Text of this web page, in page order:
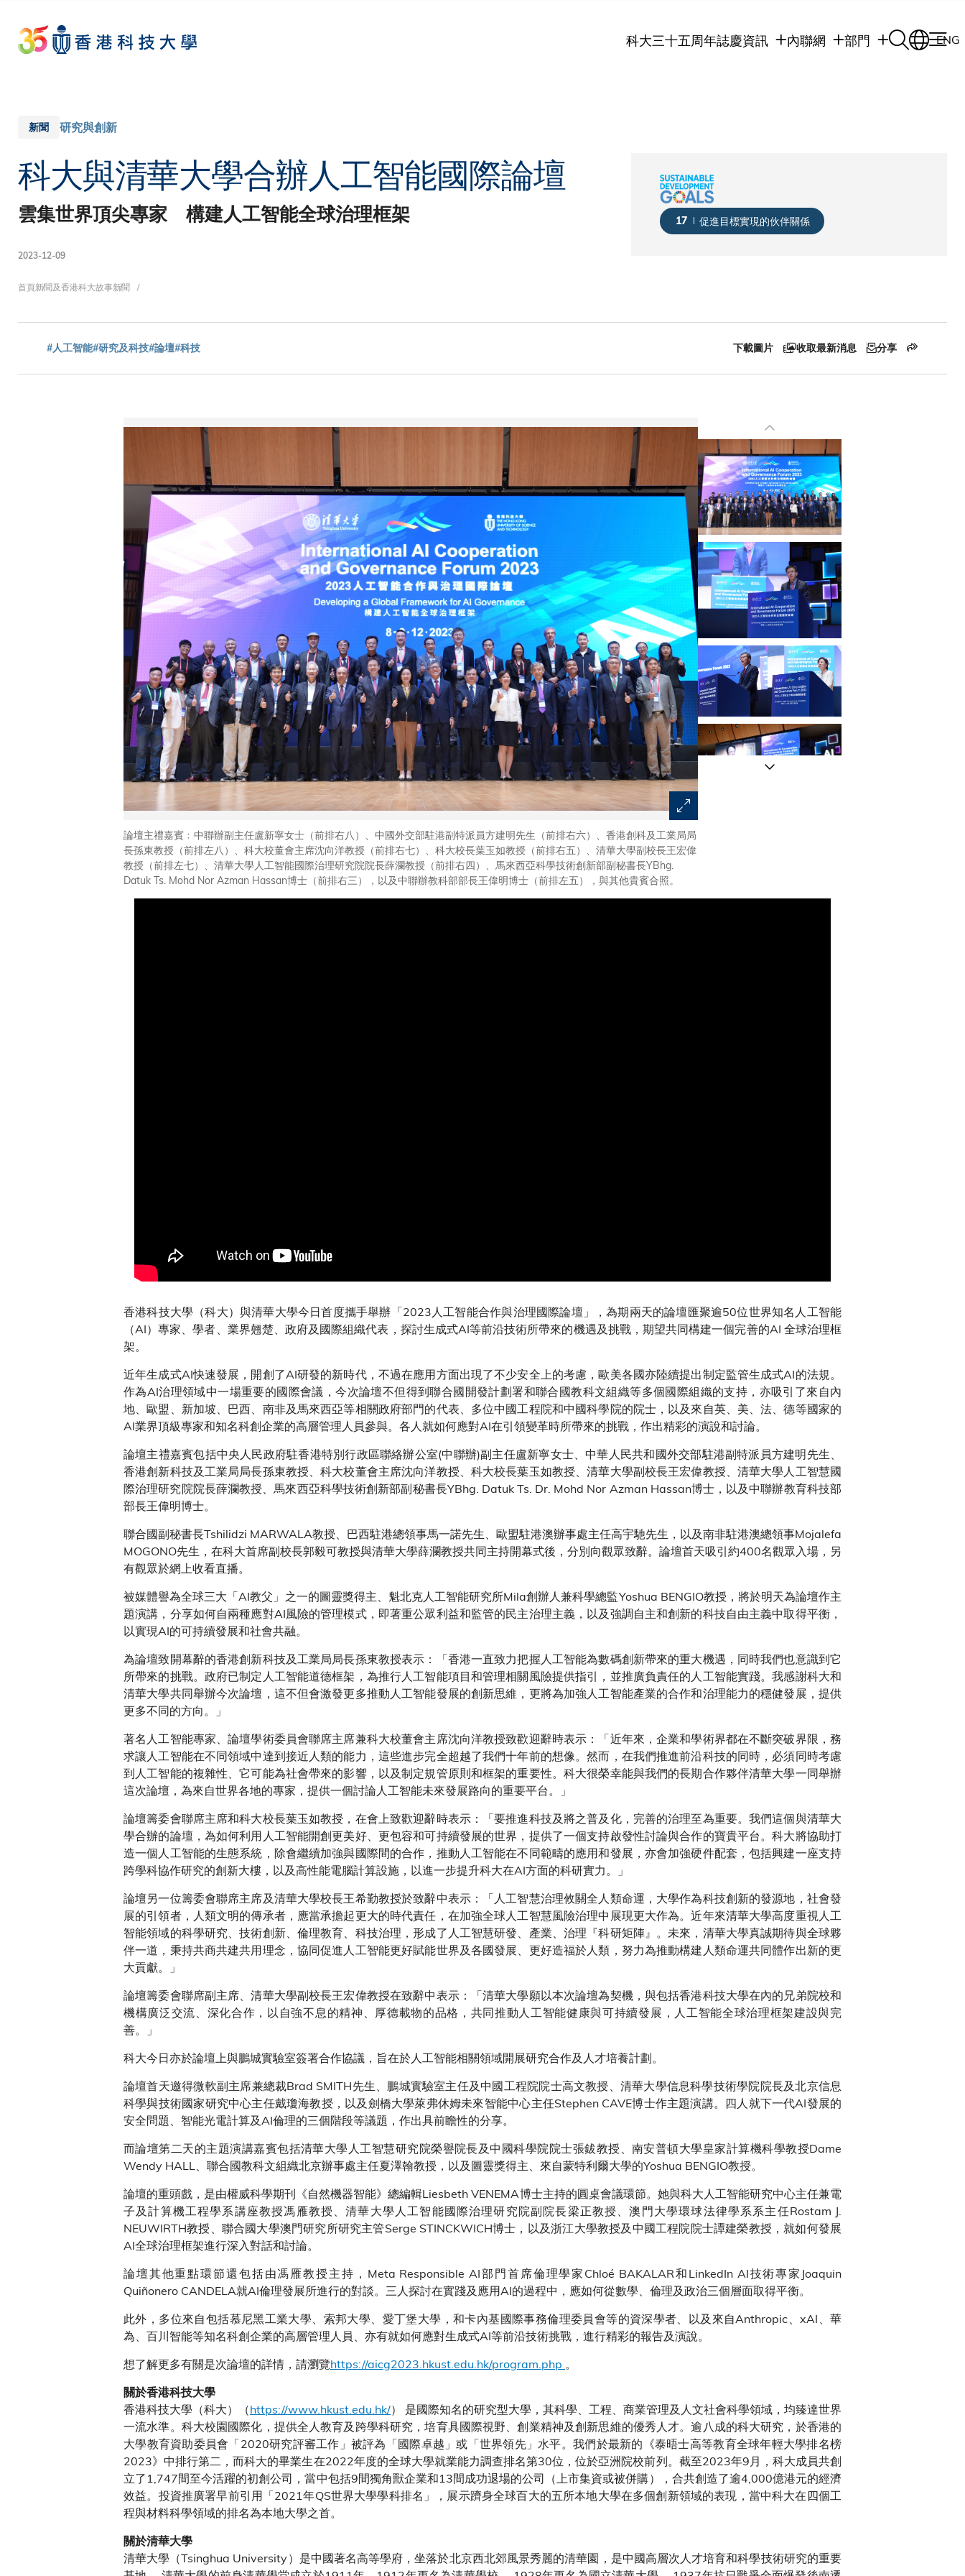
main
content
科大三十五周年誌慶資訊 內聯網 部門 ENG
新聞 研究與創新
科大與清華大學合辦人工智能國際論壇
雲集世界頂尖專家 構建人工智能全球治理框架
2023-12-09
導
航
首頁新聞及香港科大故事新聞
17 促進目標實現的伙伴關係
#人工智能#研究及科技#論壇#科技 下載圖片 收取最新消息 分享
論壇主禮嘉賓﹕中聯辦副主任盧新寧女士（前排右八）、中國外交部駐港副特派員方建明先生（前排右六）、香港創科及工業局局
長孫東教授（前排左八）、科大校董會主席沈向洋教授（前排右七）、科大校長葉玉如教授（前排右五）、清華大學副校長王宏偉
教授（前排左七）、清華大學人工智能國際治理研究院院長薛瀾教授（前排右四）、馬來西亞科學技術創新部副秘書長YBhg.
Datuk Ts. Mohd Nor Azman Hassan博士（前排右三），以及中聯辦教科部部長王偉明博士（前排左五），與其他貴賓合照。
香港科技大學（科大）與清華大學今日首度攜手舉辦「2023人工智能合作與治理國際論壇」，為期兩天的論壇匯聚逾50位世界知名人工智能
（AI）專家、學者、業界翹楚、政府及國際組織代表，探討生成式AI等前沿技術所帶來的機遇及挑戰，期望共同構建一個完善的AI 全球治理框
架。
近年生成式AI快速發展，開創了AI研發的新時代，不過在應用方面出現了不少安全上的考慮，歐美各國亦陸續提出制定監管生成式AI的法規。
作為AI治理領域中一場重要的國際會議，今次論壇不但得到聯合國開發計劃署和聯合國教科文組織等多個國際組織的支持，亦吸引了來自內
地、歐盟、新加坡、巴西、南非及馬來西亞等相關政府部門的代表、多位中國工程院和中國科學院的院士，以及來自英、美、法、德等國家的
AI業界頂級專家和知名科創企業的高層管理人員參與。各人就如何應對AI在引領變革時所帶來的挑戰，作出精彩的演說和討論。
論壇主禮嘉賓包括中央人民政府駐香港特別行政區聯絡辦公室(中聯辦)副主任盧新寧女士、中華人民共和國外交部駐港副特派員方建明先生、
香港創新科技及工業局局長孫東教授、科大校董會主席沈向洋教授、科大校長葉玉如教授、清華大學副校長王宏偉教授、清華大學人工智慧國
際治理研究院院長薛瀾教授、馬來西亞科學技術創新部副秘書長YBhg. Datuk Ts. Dr. Mohd Nor Azman Hassan博士，以及中聯辦教育科技部
部長王偉明博士。
聯合國副秘書長Tshilidzi MARWALA教授、巴西駐港總領事馬一諾先生、歐盟駐港澳辦事處主任高宇馳先生，以及南非駐港澳總領事Mojalefa
MOGONO先生，在科大首席副校長郭毅可教授與清華大學薛瀾教授共同主持開幕式後，分別向觀眾致辭。論壇首天吸引約400名觀眾入場，另
有觀眾於網上收看直播。
被媒體譽為全球三大「AI教父」之一的圖靈獎得主、魁北克人工智能研究所Mila創辦人兼科學總監Yoshua BENGIO教授，將於明天為論壇作主
題演講，分享如何自兩種應對AI風險的管理模式，即著重公眾利益和監管的民主治理主義，以及強調自主和創新的科技自由主義中取得平衡，
以實現AI的可持續發展和社會共融。
為論壇致開幕辭的香港創新科技及工業局局長孫東教授表示：「香港一直致力把握人工智能為數碼創新帶來的重大機遇，同時我們也意識到它
所帶來的挑戰。政府已制定人工智能道德框架，為推行人工智能項目和管理相關風險提供指引，並推廣負責任的人工智能實踐。我感謝科大和
清華大學共同舉辦今次論壇，這不但會激發更多推動人工智能發展的創新思維，更將為加強人工智能產業的合作和治理能力的穩健發展，提供
更多不同的方向。」
著名人工智能專家、論壇學術委員會聯席主席兼科大校董會主席沈向洋教授致歡迎辭時表示：「近年來，企業和學術界都在不斷突破界限，務
求讓人工智能在不同領域中達到接近人類的能力，這些進步完全超越了我們十年前的想像。然而，在我們推進前沿科技的同時，必須同時考慮
到人工智能的複雜性、它可能為社會帶來的影響，以及制定規管原則和框架的重要性。科大很榮幸能與我們的長期合作夥伴清華大學一同舉辦
這次論壇，為來自世界各地的專家，提供一個討論人工智能未來發展路向的重要平台。」
論壇籌委會聯席主席和科大校長葉玉如教授，在會上致歡迎辭時表示：「要推進科技及將之普及化，完善的治理至為重要。我們這個與清華大
學合辦的論壇，為如何利用人工智能開創更美好、更包容和可持續發展的世界，提供了一個支持啟發性討論與合作的寶貴平台。科大將協助打
造一個人工智能的生態系統，除會繼續加強與國際間的合作，推動人工智能在不同範疇的應用和發展，亦會加強硬件配套，包括興建一座支持
跨學科協作研究的創新大樓，以及高性能電腦計算設施，以進一步提升科大在AI方面的科研實力。」
論壇另一位籌委會聯席主席及清華大學校長王希勤教授於致辭中表示：「人工智慧治理攸關全人類命運，大學作為科技創新的發源地，社會發
展的引領者，人類文明的傳承者，應當承擔起更大的時代責任，在加強全球人工智慧風險治理中展現更大作為。近年來清華大學高度重視人工
智能領域的科學研究、技術創新、倫理教育、科技治理，形成了人工智慧研發、產業、治理『科研矩陣』。未來，清華大學真誠期待與全球夥
伴一道，秉持共商共建共用理念，協同促進人工智能更好賦能世界及各國發展、更好造福於人類，努力為推動構建人類命運共同體作出新的更
大貢獻。」
論壇籌委會聯席副主席、清華大學副校長王宏偉教授在致辭中表示：「清華大學願以本次論壇為契機，與包括香港科技大學在內的兄弟院校和
機構廣泛交流、深化合作，以自強不息的精神、厚德載物的品格，共同推動人工智能健康與可持續發展，人工智能全球治理框架建設與完
善。」
科大今日亦於論壇上與鵬城實驗室簽署合作協議，旨在於人工智能相關領域開展研究合作及人才培養計劃。
論壇首天邀得微軟副主席兼總裁Brad SMITH先生、鵬城實驗室主任及中國工程院院士高文教授、清華大學信息科學技術學院院長及北京信息
科學與技術國家研究中心主任戴瓊海教授，以及劍橋大學萊弗休姆未來智能中心主任Stephen CAVE博士作主題演講。四人就下一代AI發展的
安全問題、智能光電計算及AI倫理的三個階段等議題，作出具前瞻性的分享。
而論壇第二天的主題演講嘉賓包括清華大學人工智慧研究院榮譽院長及中國科學院院士張鈸教授、南安普頓大學皇家計算機科學教授Dame
Wendy HALL、聯合國教科文組織北京辦事處主任夏澤翰教授，以及圖靈獎得主、來自蒙特利爾大學的Yoshua BENGIO教授。
論壇的重頭戲，是由權威科學期刊《自然機器智能》總編輯Liesbeth VENEMA博士主持的圓桌會議環節。她與科大人工智能研究中心主任兼電
子及計算機工程學系講座教授馮雁教授、清華大學人工智能國際治理研究院副院長梁正教授、澳門大學環球法律學系系主任Rostam J.
NEUWIRTH教授、聯合國大學澳門研究所研究主管Serge STINCKWICH博士，以及浙江大學教授及中國工程院院士譚建榮教授，就如何發展
AI全球治理框架進行深入對話和討論。
論壇其他重點環節還包括由馮雁教授主持，Meta Responsible AI部門首席倫理學家Chloé BAKALAR和LinkedIn AI技術專家Joaquin
Quiñonero CANDELA就AI倫理發展所進行的對談。三人探討在實踐及應用AI的過程中，應如何從數學、倫理及政治三個層面取得平衡。
此外，多位來自包括慕尼黑工業大學、索邦大學、愛丁堡大學，和卡內基國際事務倫理委員會等的資深學者、以及來自Anthropic、xAI、華
為、百川智能等知名科創企業的高層管理人員、亦有就如何應對生成式AI等前沿技術挑戰，進行精彩的報告及演說。
想了解更多有關是次論壇的詳情，請瀏覽https://aicg2023.hkust.edu.hk/program.php 。
關於香港科技大學
香港科技大學（科大）（https://www.hkust.edu.hk/） 是國際知名的研究型大學，其科學、工程、商業管理及人文社會科學領域，均臻達世界
一流水準。科大校園國際化，提供全人教育及跨學科研究，培育具國際視野、創業精神及創新思維的優秀人才。逾八成的科大研究，於香港的
大學教育資助委員會「2020研究評審工作」被評為「國際卓越」或「世界領先」水平。我們於最新的《泰晤士高等教育全球年輕大學排名榜
2023》中排行第二，而科大的畢業生在2022年度的全球大學就業能力調查排名第30位，位於亞洲院校前列。截至2023年9月，科大成員共創
立了1,747間至今活躍的初創公司，當中包括9間獨角獸企業和13間成功退場的公司（上市集資或被併購），合共創造了逾4,000億港元的經濟
效益。投資推廣署早前引用「2021年QS世界大學學科排名」，展示躋身全球百大的五所本地大學在多個創新領域的表現，當中科大在四個工
程與材料科學領域的排名為本地大學之首。
關於清華大學
清華大學（Tsinghua University）是中國著名高等學府，坐落於北京西北郊風景秀麗的清華園，是中國高層次人才培育和科學技術研究的重要